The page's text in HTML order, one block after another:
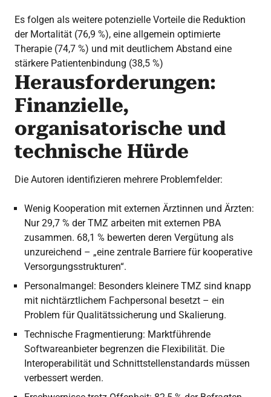
Es folgen als weitere potenzielle Vorteile die Reduktion
der Mortalität (76,9 %), eine allgemein optimierte
Therapie (74,7 %) und mit deutlichem Abstand eine
stärkere Patientenbindung (38,5 %)
Herausforderungen:
Finanzielle,
organisatorische und
technische Hürde
Die Autoren identifizieren mehrere Problemfelder:
Wenig Kooperation mit externen Ärztinnen und Ärzten:
Nur 29,7 % der TMZ arbeiten mit externen PBA
zusammen. 68,1 % bewerten deren Vergütung als
unzureichend – „eine zentrale Barriere für kooperative
Versorgungsstrukturen“.
Personalmangel: Besonders kleinere TMZ sind knapp
mit nichtärztlichem Fachpersonal besetzt – ein
Problem für Qualitätssicherung und Skalierung.
Technische Fragmentierung: Marktführende
Softwareanbieter begrenzen die Flexibilität. Die
Interoperabilität und Schnittstellenstandards müssen
verbessert werden.